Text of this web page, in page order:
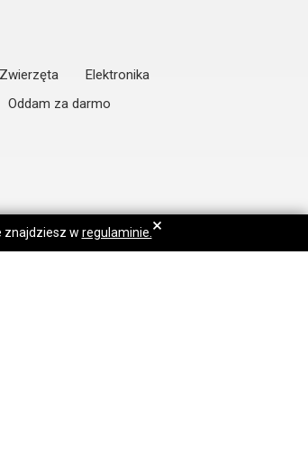
Zwierzęta
Elektronika
Oddam za darmo
znajdziesz w regulaminie. ×